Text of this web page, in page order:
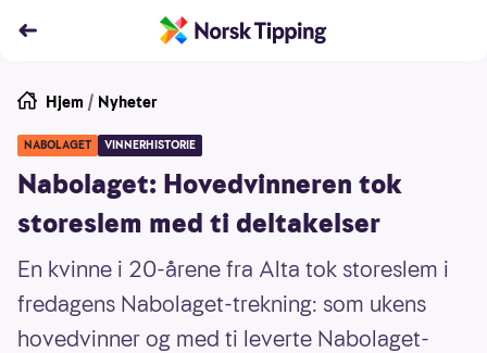
Hjem / Nyheter
NABOLAGET VINNERHISTORIE
Nabolaget: Hovedvinneren tok
storeslem med ti deltakelser
En kvinne i 20-årene fra Alta tok storeslem i
fredagens Nabolaget-trekning: som ukens
hovedvinner og med ti leverte Nabolaget-